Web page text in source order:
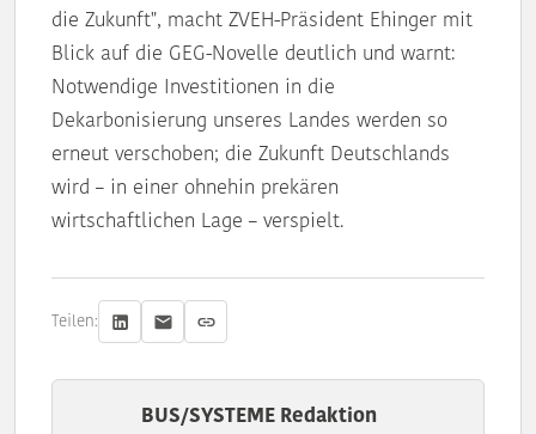
die Zukunft", macht ZVEH-Präsident Ehinger mit
Blick auf die GEG-Novelle deutlich und warnt:
Notwendige Investitionen in die
Dekarbonisierung unseres Landes werden so
erneut verschoben; die Zukunft Deutschlands
wird – in einer ohnehin prekären
wirtschaftlichen Lage – verspielt.
Teilen:
BUS/SYSTEME Redaktion